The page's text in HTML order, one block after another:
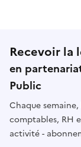
Recevoir la
en
Public
Chaque
comptables, RH
activité -